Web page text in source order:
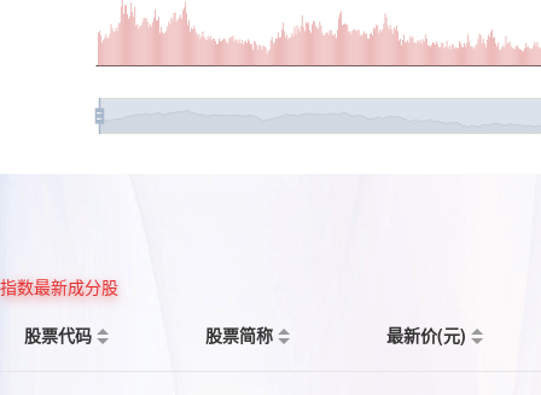
指数最新成分股
股票代码
股票简称 最新价(元)